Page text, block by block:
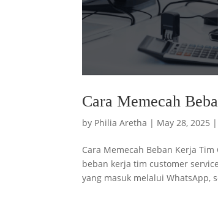
Cara Memecah
by Philia Aretha | May 28, 2025 |
Cara Memecah Beban Kerja
beban kerja tim customer
yang masuk melalui WhatsApp,